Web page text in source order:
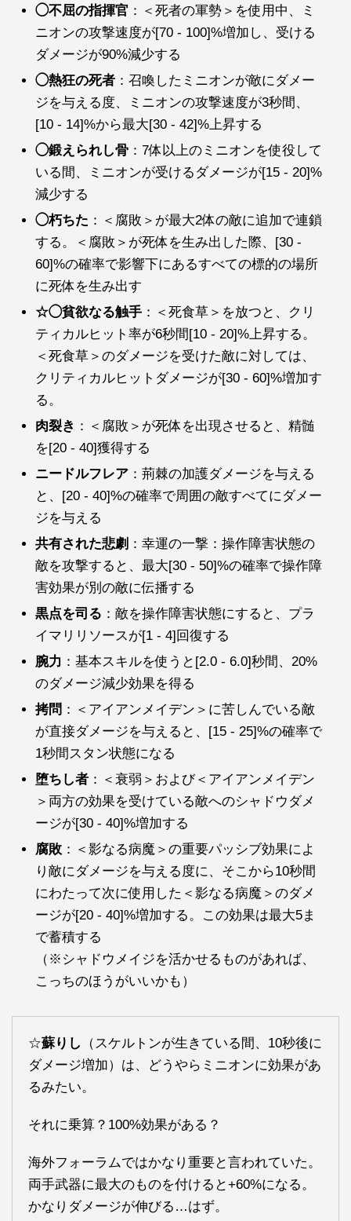
◯不屈の指揮官 ：＜死者の軍勢＞を使用中、ミ
ニオンの攻撃速度が[70 - 100]%増加し、受ける
ダメージが90%減少する
◯熱狂の死者 ：召喚したミニオンが敵にダメー
ジを与える度、ミニオンの攻撃速度が3秒間、
[10 - 14]%から最大[30 - 42]%上昇する
◯鍛えられし骨 ：7体以上のミニオンを使役して
いる間、ミニオンが受けるダメージが[15 - 20]%
減少する
◯朽ちた ：＜腐敗＞が最大2体の敵に追加で連鎖
する。＜腐敗＞が死体を生み出した際、[30 -
60]%の確率で影響下にあるすべての標的の場所
に死体を生み出す
☆◯貧欲なる触手 ：＜死食草＞を放つと、クリ
ティカルヒット率が6秒間[10 - 20]%上昇する。
＜死食草＞のダメージを受けた敵に対しては、
クリティカルヒットダメージが[30 - 60]%増加す
る。
肉裂き ：＜腐敗＞が死体を出現させると、精髄
を[20 - 40]獲得する
ニードルフレア ：荊棘の加護ダメージを与える
と、[20 - 40]%の確率で周囲の敵すべてにダメー
ジを与える
共有された悲劇 ：幸運の一撃：操作障害状態の
敵を攻撃すると、最大[30 - 50]%の確率で操作障
害効果が別の敵に伝播する
黒点を司る ：敵を操作障害状態にすると、プラ
イマリリソースが[1 - 4]回復する
腕力 ：基本スキルを使うと[2.0 - 6.0]秒間、20%
のダメージ減少効果を得る
拷問 ：＜アイアンメイデン＞に苦しんでいる敵
が直接ダメージを与えると、[15 - 25]%の確率で
1秒間スタン状態になる
堕ちし者 ：＜衰弱＞および＜アイアンメイデン
＞両方の効果を受けている敵へのシャドウダメ
ージが[30 - 40]%増加する
腐敗 ：＜影なる病魔＞の重要パッシブ効果によ
り敵にダメージを与える度に、そこから10秒間
にわたって次に使用した＜影なる病魔＞のダメ
ージが[20 - 40]%増加する。この効果は最大5ま
で蓄積する
（※シャドウメイジを活かせるものがあれば、
こっちのほうがいいかも）
☆蘇りし
（スケルトンが生きている間、10秒後に
ダメージ増加）は、どうやらミニオンに効果があ
るみたい。
それに乗算？100%効果がある？
海外フォーラムではかなり重要と言われていた。
両手武器に最大のものを付けると+60%になる。
かなりダメージが伸びる…はず。